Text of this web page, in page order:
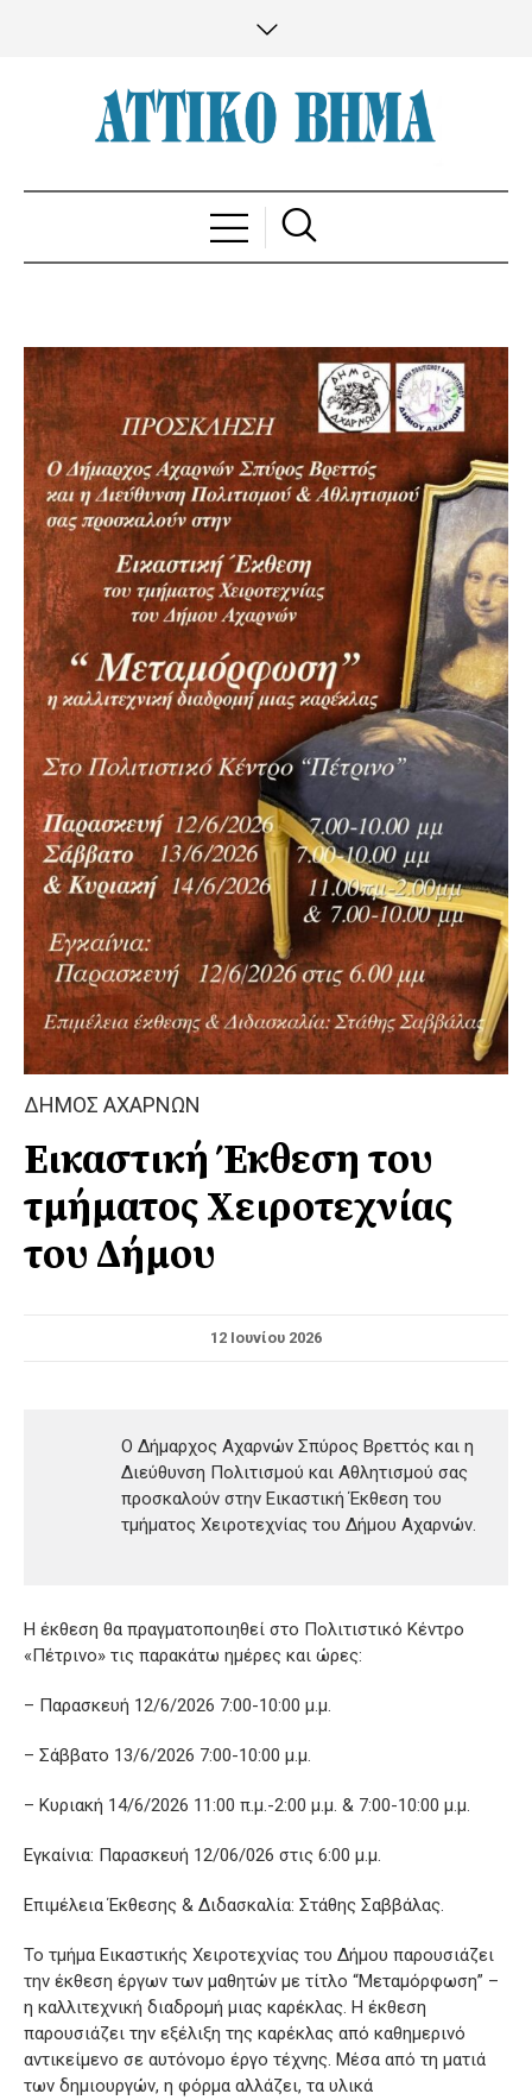
ΔΗΜΟΣ ΑΧΑΡΝΩΝ
Εικαστική Έκθεση του
τμήματος Χειροτεχνίας
του Δήμου
12 Ιουνίου 2026
Ο Δήμαρχος Αχαρνών Σπύρος Βρεττός και η
Διεύθυνση Πολιτισμού και Αθλητισμού σας
προσκαλούν στην Εικαστική Έκθεση του
τμήματος Χειροτεχνίας του Δήμου Αχαρνών.
Η έκθεση θα πραγματοποιηθεί στο Πολιτιστικό Κέντρο
«Πέτρινο» τις παρακάτω ημέρες και ώρες:
– Παρασκευή 12/6/2026 7:00-10:00 μ.μ.
– Σάββατο 13/6/2026 7:00-10:00 μ.μ.
– Κυριακή 14/6/2026 11:00 π.μ.-2:00 μ.μ. & 7:00-10:00 μ.μ.
Εγκαίνια: Παρασκευή 12/06/026 στις 6:00 μ.μ.
Επιμέλεια Έκθεσης & Διδασκαλία: Στάθης Σαββάλας.
Το τμήμα Εικαστικής Χειροτεχνίας του Δήμου παρουσιάζει
την έκθεση έργων των μαθητών με τίτλο “Μεταμόρφωση” –
η καλλιτεχνική διαδρομή μιας καρέκλας. Η έκθεση
παρουσιάζει την εξέλιξη της καρέκλας από καθημερινό
αντικείμενο σε αυτόνομο έργο τέχνης. Μέσα από τη ματιά
των δημιουργών, η φόρμα αλλάζει, τα υλικά